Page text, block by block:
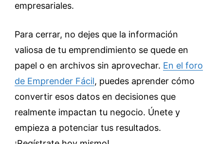
empresariales.
Para cerrar, no dejes que la información
valiosa de tu emprendimiento se quede en
papel o en archivos sin aprovechar. En el foro
de Emprender Fácil, puedes aprender cómo
convertir esos datos en decisiones que
realmente impactan tu negocio. Únete y
empieza a potenciar tus resultados.